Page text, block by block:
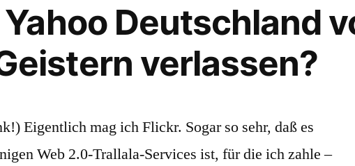
Deutschland
verlassen?
Eigentlich mag ich Flickr. Sogar so sehr, daß es
Web 2.0-Trallala-Services ist, für die ich zahle –